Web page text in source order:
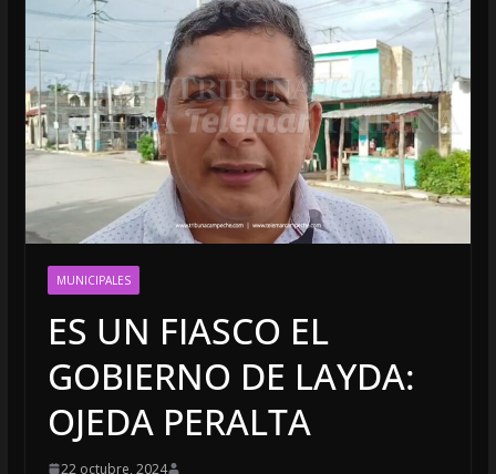
MUNICIPALES
ES UN FIASCO EL
GOBIERNO DE LAYDA:
OJEDA PERALTA
22 octubre, 2024